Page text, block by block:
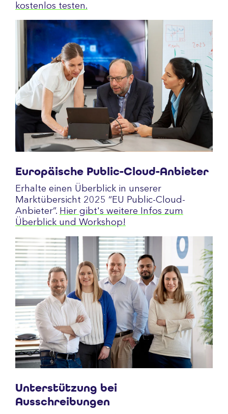
kostenlos testen.
Europäische Public-Cloud-Anbieter
Erhalte einen Überblick in unserer
Marktübersicht 2025 “EU Public-Cloud-
Anbieter”. Hier gibt's weitere Infos zum
Überblick und Workshop!
Unterstützung bei
Ausschreibungen